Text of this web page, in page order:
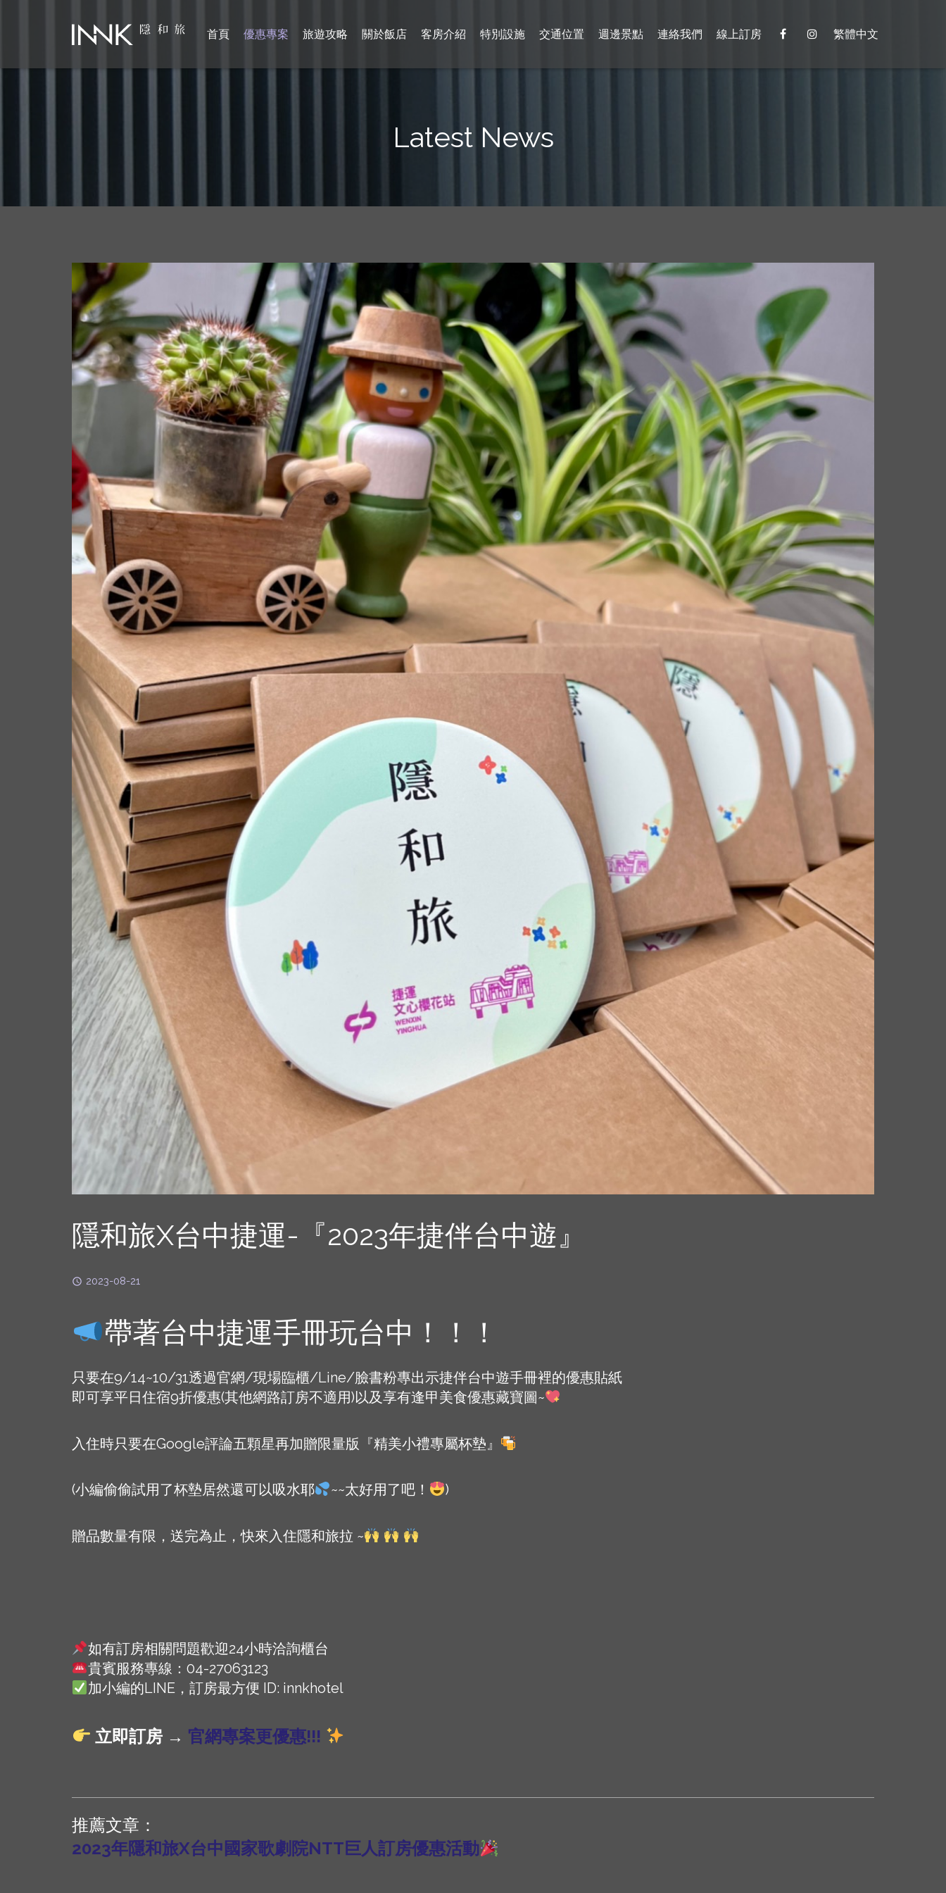
首頁 優惠專案 旅遊攻略 關於飯店 客房介紹 特別設施 交通位置 週邊景點 連絡我們 線上訂房 繁體中文
Latest News
隱和旅X台中捷運-『2023年捷伴台中遊』
2023-08-21
帶著台中捷運手冊玩台中！！！
只要在9/14~10/31透過官網/現場臨櫃/Line/臉書粉專出示捷伴台中遊手冊裡的優惠貼紙
即可享平日住宿9折優惠(其他網路訂房不適用)以及享有逢甲美食優惠藏寶圖~
入住時只要在Google評論五顆星再加贈限量版『精美小禮專屬杯墊』
(小編偷偷試用了杯墊居然還可以吸水耶 ~~太好用了吧！ )
贈品數量有限，送完為止，快來入住隱和旅拉 ~
如有訂房相關問題歡迎24小時洽詢櫃台
貴賓服務專線：04-27063123
加小編的LINE，訂房最方便 ID: innkhotel
立即訂房 → 官網專案更優惠!!!
推薦文章：
2023年隱和旅X台中國家歌劇院NTT巨人訂房優惠活動